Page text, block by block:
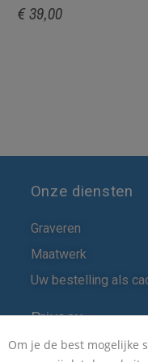
€ 39,00
Onze diensten
Graveren
Maatwerk
Uw bestelling als
Privacy
Cookies
Om je de best mogelijke